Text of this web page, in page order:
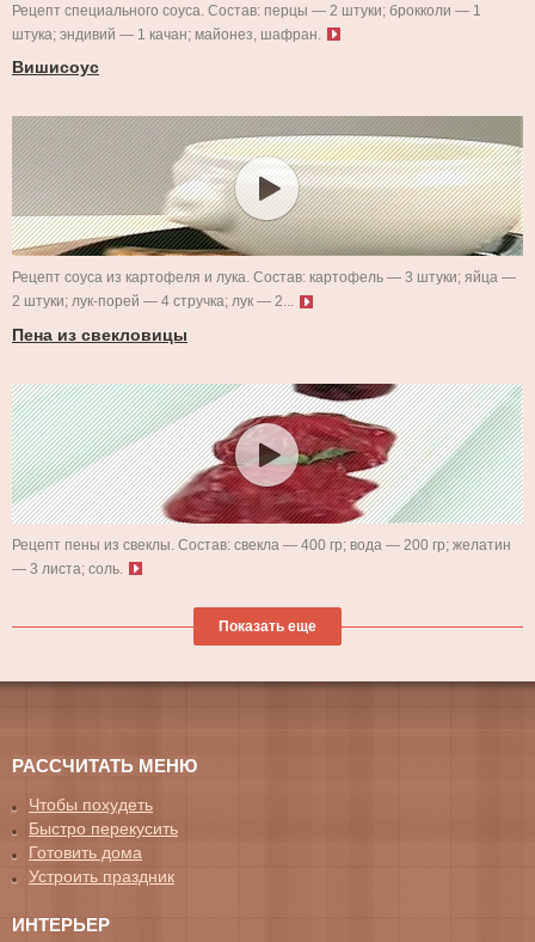
Рецепт специального соуса. Состав: перцы — 2 штуки; брокколи — 1
штука; эндивий — 1 качан; майонез, шафран.
Вишисоус
Рецепт соуса из картофеля и лука. Состав: картофель — 3 штуки; яйца —
2 штуки; лук-порей — 4 стручка; лук — 2...
Пена из свекловицы
Рецепт пены из свеклы. Состав: свекла — 400 гр; вода — 200 гр; желатин
— 3 листа; соль.
Показать еще
РАССЧИТАТЬ МЕНЮ
Чтобы похудеть
Быстро перекусить
Готовить дома
Устроить праздник
ИНТЕРЬЕР